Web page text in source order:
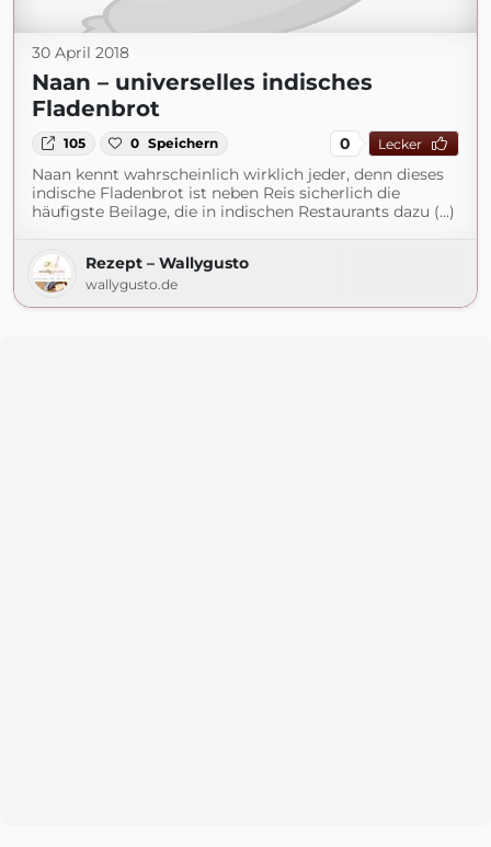
30 April 2018
Naan – universelles indisches
Fladenbrot
105 0 Speichern 0 Lecker
Naan kennt wahrscheinlich wirklich jeder, denn dieses
indische Fladenbrot ist neben Reis sicherlich die
häufigste Beilage, die in indischen Restaurants dazu (...)
Rezept – Wallygusto
wallygusto.de